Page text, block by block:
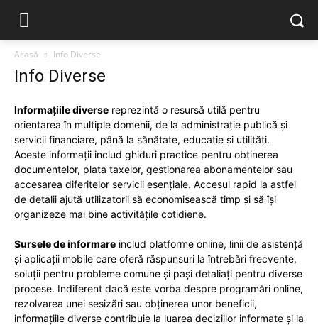
Acasă Info Diverse
Info Diverse
Informațiile diverse reprezintă o resursă utilă pentru
orientarea în multiple domenii, de la administrație publică și
servicii financiare, până la sănătate, educație și utilități.
Aceste informații includ ghiduri practice pentru obținerea
documentelor, plata taxelor, gestionarea abonamentelor sau
accesarea diferitelor servicii esențiale. Accesul rapid la astfel
de detalii ajută utilizatorii să economisească timp și să își
organizeze mai bine activitățile cotidiene.
Sursele de informare includ platforme online, linii de asistență
și aplicații mobile care oferă răspunsuri la întrebări frecvente,
soluții pentru probleme comune și pași detaliați pentru diverse
procese. Indiferent dacă este vorba despre programări online,
rezolvarea unei sesizări sau obținerea unor beneficii,
informațiile diverse contribuie la luarea deciziilor informate și la